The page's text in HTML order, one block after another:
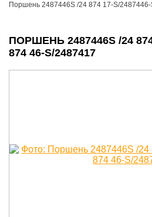
Поршень 2487446S /24 874 17-S/
ПОРШЕНЬ 2487446S /24
874 46-S/2487417